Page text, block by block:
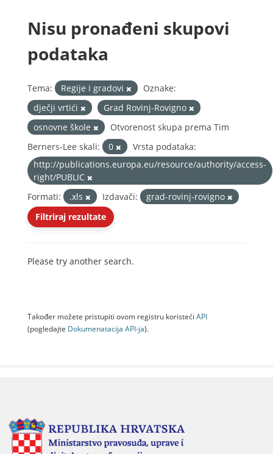
Nisu pronađeni skupovi
podataka
Tema: Regije i gradovi
Oznake:
dječji vrtići
Grad Rovinj-Rovigno
osnovne škole
Otvorenost skupa prema Tim
Berners-Lee skali:
0
Vrsta podataka:
http://publications.europa.eu/resource/authority/access-
right/PUBLIC
Formati:
.xls Izdavači:
grad-rovinj-rovigno
Filtriraj rezultate
Please try another search.
Također možete pristupiti ovom registru koristeći API
(pogledajte Dokumenаtаcijа API-jа).